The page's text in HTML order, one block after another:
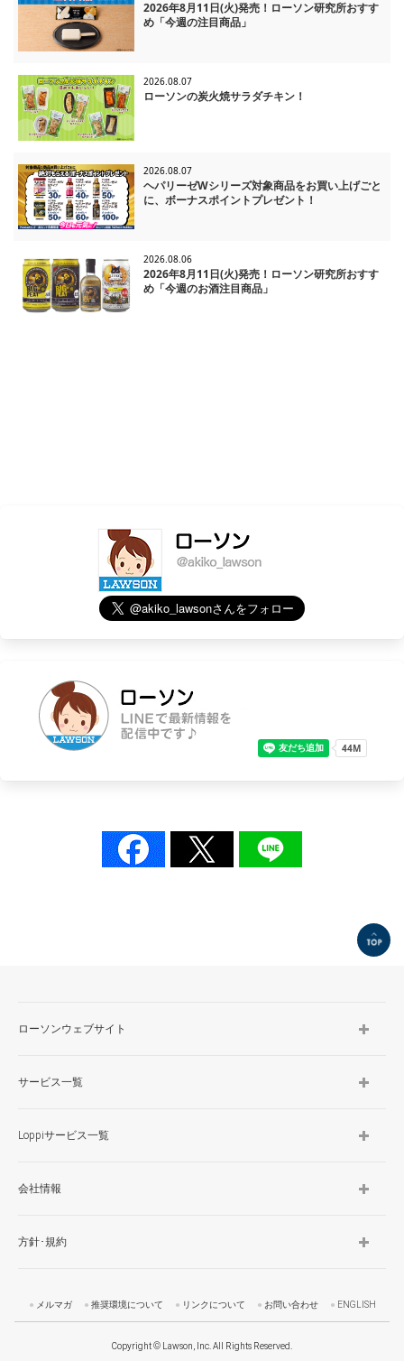
2026年8月11日(火)発売！ローソン研究所おすす
め「今週の注目商品」
2026.08.07
ローソンの炭火焼サラダチキン！
2026.08.07
ヘパリーゼWシリーズ対象商品をお買い上げごと
に、ボーナスポイントプレゼント！
2026.08.06
2026年8月11日(火)発売！ローソン研究所おすす
め「今週のお酒注目商品」
ローソンウェブサイト
サービス一覧
Loppiサービス一覧
会社情報
方針･規約
メルマガ 推奨環境について リンクについて お問い合わせ ENGLISH
Copyright © Lawson, Inc. All Rights Reserved.